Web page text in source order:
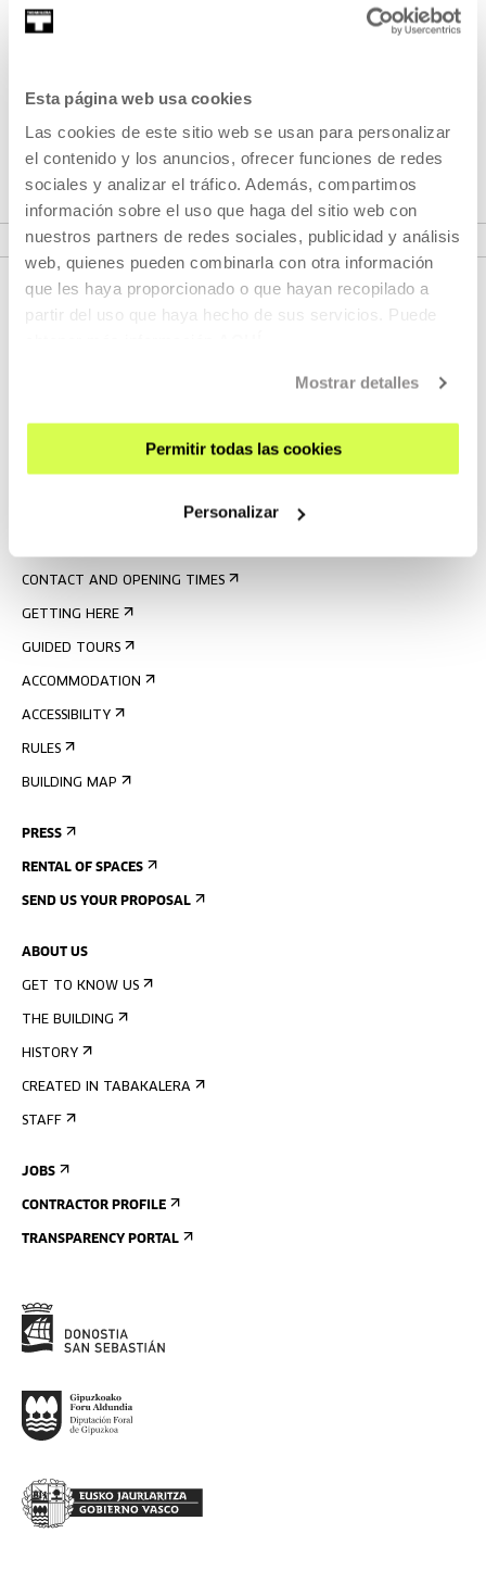
Esta página web usa cookies
Las cookies de este sitio web se usan para personalizar
el contenido y los anuncios, ofrecer funciones de redes
sociales y analizar el tráfico. Además, compartimos
información sobre el uso que haga del sitio web con
nuestros partners de redes sociales, publicidad y análisis
web, quienes pueden combinarla con otra información
que les haya proporcionado o que hayan recopilado a
partir del uso que haya hecho de sus servicios. Puede
Mostrar detalles
Permitir todas las cookies
Personalizar
Related content
UPCOMING EVENTS
Kameleoiak gara! Art workshop. Standing
Here Wondering Which Way to Go
MORE INFORMATION
CONTACT AND OPENING TIMES
GETTING HERE
GUIDED TOURS
ACCOMMODATION
ACCESSIBILITY
RULES
BUILDING MAP
PRESS
RENTAL OF SPACES
SEND US YOUR PROPOSAL
ABOUT US
GET TO KNOW US
THE BUILDING
HISTORY
CREATED IN TABAKALERA
STAFF
JOBS
CONTRACTOR PROFILE
TRANSPARENCY PORTAL